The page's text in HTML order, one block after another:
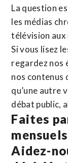
La question
les médias
télévision aux
Si vous lisez
regardez nos
nos contenus
qu’une autre
débat public,
Faites
Aidez-